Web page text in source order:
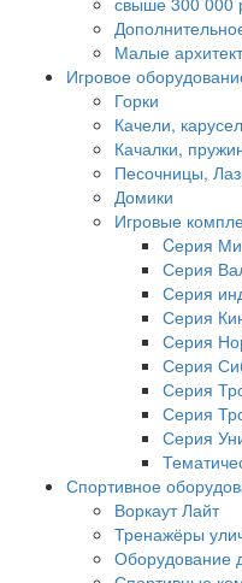
Малые
Игровое
Горки
Качели,
Качалки,
Песочницы,
Домики
Игровые
Cерия
Серия
Серия
Серия
Серия
Серия
Серия
Серия
Серия
Спортивное
Воркаут Лайт
Тренажёры
Оборудование